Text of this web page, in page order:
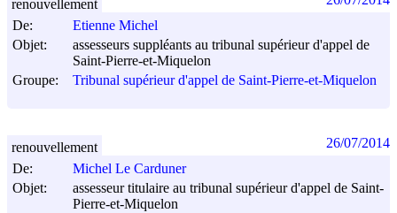
De:
Etienne Michel
Objet:
assesseurs suppléants au tribunal supérieur d'appel de
Saint-Pierre-et-Miquelon
Groupe:
Tribunal supérieur d'appel de Saint-Pierre-et-Miquelon
renouvellement
De:
Michel Le Carduner
Objet:
assesseur titulaire au tribunal supérieur d'appel de Saint-
Pierre-et-Miquelon
renouvellement 26/07/2014